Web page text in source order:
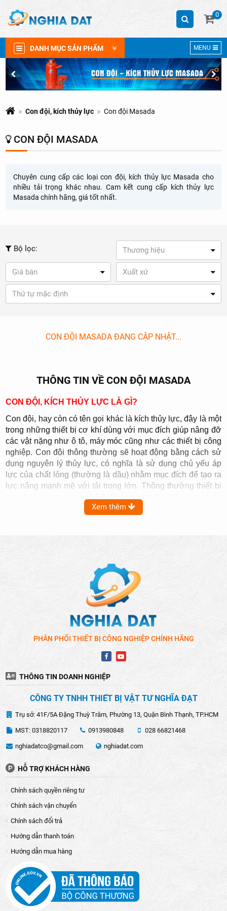
0
DANH MỤC SẢN PHẨM MENU
Con đội, kích thủy lực Con đội Masada
CON ĐỘI MASADA
Chuyên cung cấp các loại con đội, kích thủy lực Masada cho
nhiều tải trọng khác nhau. Cam kết cung cấp kích thủy lực
Masada chính hãng, giá tốt nhất.
Bộ lọc: Thương hiệu
Giá bán Xuất xứ
Thứ tự mặc định
CON ĐỘI MASADA ĐANG CẬP NHẬT...
THÔNG TIN VỀ CON ĐỘI MASADA
CON ĐỘI, KÍCH THỦY LỰC LÀ GÌ?
Con đội, hay còn có tên gọi khác là kích thủy lực, đây là một
trong những thiết bị cơ khí dùng với mục đích giúp nâng đỡ
các vật nặng như ô tô, máy móc cũng như các thiết bị công
nghiệp. Con đội thông thường sẽ hoạt động bằng cách sử
dụng nguyên lý thủy lực, có nghĩa là sử dụng chủ yếu áp
lực của chất lỏng (thường là dầu) nhằm mục đích để tạo ra
lực nâng mạnh mẽ với tải trọng lớn. Thông thường thiết bị
như xây dựng, sửa chữa ô tô, và vận chuyển hàng hóa…
GIỚI THIỆU VỀ CON ĐỘI MASADA
là thương hiệu con đội thủy lực hàng đầu trên thế
giới, đến từ nước Nhật . Khi nói đến thương hiệu này
người ta sẽ nhớ đến là một trong những dòng sản phẩm có
chất lượng vượt trội, độ bền cao, và giúp người dùng đạt
hiệu quả tối đa trong việc nâng hạ. Các sản phẩm của
Masada được sản xuất với công nghệ tiên tiến và luôn đáp
ứng các tiêu chuẩn an toàn quốc tế đề ra. Với cực kỳ nhiều
năm kinh nghiệm trong ngành, thương hiệu con đội Masada
đã trở thành sự lựa chọn hàng đầu cho các thợ máy cũng
như nhà thầu xây dựng và các công ty sản xuất trên toàn
thế giới.
ƯU ĐIỂM VƯỢT TRỘI CỦA CON ĐỘI MASADA
Khi nói đến con đôi Masada không thể bỏ qua ưu điểm
vượt trội đó là có khả năng nâng tải trọng lớn, cực kỳ phù
hợp cho nhiều loại công việc từ sửa chữa ô tô đến nâng hạ
máy móc trong công nghiệp. Khi nói đến chất lượng không
Xem thêm
PHÂN PHỐI THIẾT BỊ CÔNG NGHIỆP CHÍNH HÃNG
THÔNG TIN DOANH NGHIỆP
CÔNG TY TNHH THIẾT BỊ VẬT TƯ NGHĨA ĐẠT
Trụ sở: 41F/5A Đặng Thuỳ Trâm, Phường 13, Quận Bình Thạnh, TP.HCM
MST: 0318820117 0913980848 028 66821468
nghiadatco@gmail.com nghiadat.com
HỖ TRỢ KHÁCH HÀNG
Chính sách quyền riêng tư
Chính sách vận chuyển
Chính sách đổi trả
Hướng dẫn thanh toán
Hướng dẫn mua hàng